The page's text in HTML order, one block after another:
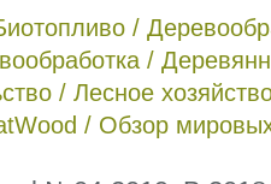
/
/
/ Лесное
/ Обзор